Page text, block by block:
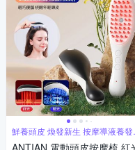
鮮養頭皮 煥發新生 按摩導液養發
合一